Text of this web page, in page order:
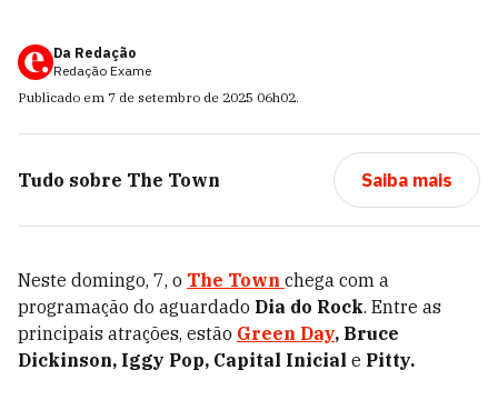
Da Redação
Redação Exame
Publicado em 7 de setembro de 2025 06h02.
Tudo sobre The Town Saiba mais
Neste domingo, 7, o The Town chega com a
programação do aguardado Dia do Rock. Entre as
principais atrações, estão Green Day, Bruce
Dickinson, Iggy Pop, Capital Inicial e Pitty.